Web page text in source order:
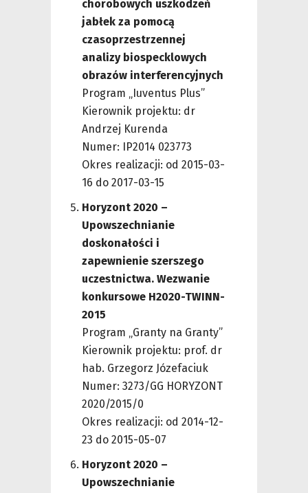
chorobowych uszkodzeń
jabłek za pomocą
czasoprzestrzennej
analizy biospecklowych
obrazów interferencyjnych
Program „Iuventus Plus”
Kierownik projektu: dr
Andrzej Kurenda
Numer: IP2014 023773
Okres realizacji: od 2015-03-
16 do 2017-03-15
Horyzont 2020 –
Upowszechnianie
doskonałości i
zapewnienie szerszego
uczestnictwa. Wezwanie
konkursowe H2020-TWINN-
2015
Program „Granty na Granty”
Kierownik projektu: prof. dr
hab. Grzegorz Józefaciuk
Numer: 3273/GG HORYZONT
2020/2015/0
Okres realizacji: od 2014-12-
23 do 2015-05-07
Horyzont 2020 –
Upowszechnianie